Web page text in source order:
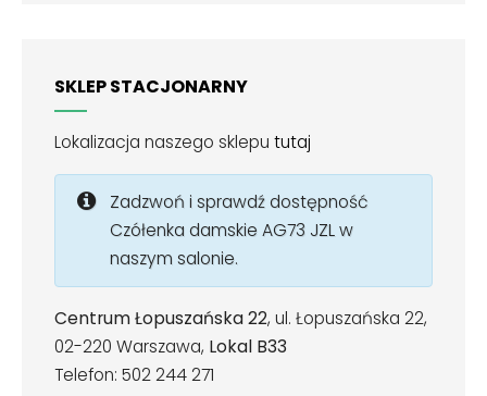
SKLEP STACJONARNY
Lokalizacja naszego sklepu tutaj
Zadzwoń i sprawdź dostępność
Czółenka damskie AG73 JZL w
naszym salonie.
Centrum Łopuszańska 22, ul. Łopuszańska 22,
02-220 Warszawa, Lokal B33
Telefon: 502 244 271